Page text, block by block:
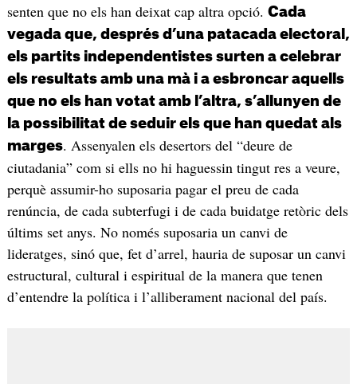
senten que no els han deixat cap altra opció. Cada
vegada que, després d’una patacada electoral,
els partits independentistes surten a celebrar
els resultats amb una mà i a esbroncar aquells
que no els han votat amb l’altra, s’allunyen de
la possibilitat de seduir els que han quedat als
marges. Assenyalen els desertors del “deure de
ciutadania” com si ells no hi haguessin tingut res a veure,
perquè assumir-ho suposaria pagar el preu de cada
renúncia, de cada subterfugi i de cada buidatge retòric dels
últims set anys. No només suposaria un canvi de
lideratges, sinó que, fet d’arrel, hauria de suposar un canvi
estructural, cultural i espiritual de la manera que tenen
d’entendre la política i l’alliberament nacional del país.